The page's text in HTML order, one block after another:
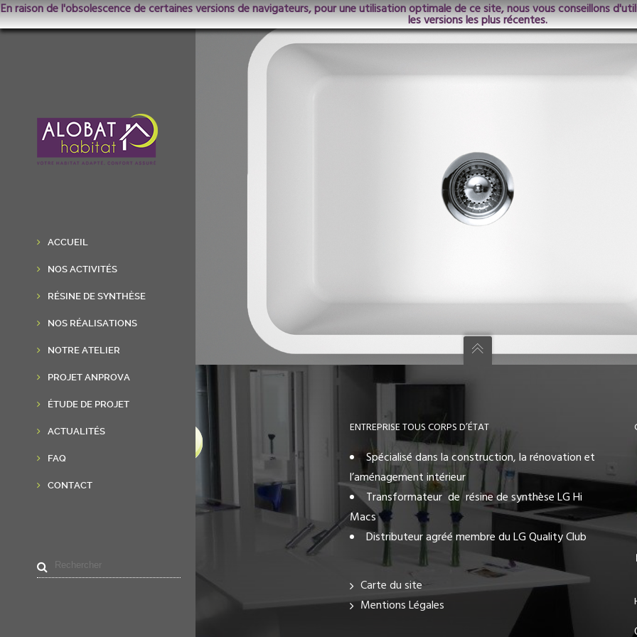
En raison de l'obsolescence de certaines versions de navigateurs, pour une utilisation optimale de ce site, nous vous conseillons
les versions les plus récentes.
ACCUEIL
NOS ACTIVITÉS
RÉSINE DE SYNTHÈSE
NOS RÉALISATIONS
NOTRE ATELIER
PROJET ANPROVA
ÉTUDE DE PROJET
ACTUALITÉS
FAQ
CONTACT
Résine de synthèse
ENTREPRISE TOUS CORPS D’ÉTAT
Spécialisé dans la construction, la rénovation et
l’aménagement intérieur
Transformateur de résine de synthèse LG Hi
Macs
Distributeur agréé membre du LG Quality Club
Carte du site
Mentions Légales